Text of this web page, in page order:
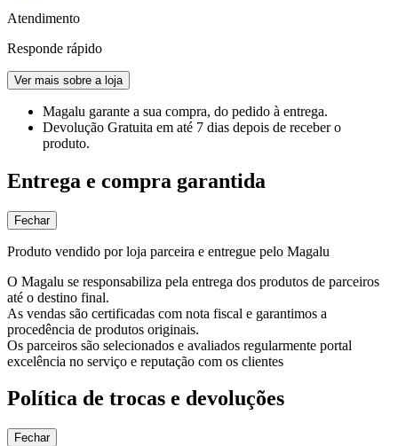
Atendimento
Responde rápido
Ver mais sobre a loja
Magalu garante a sua compra, do pedido à entrega.
Devolução Gratuita em até 7 dias depois de receber o
produto.
Entrega e compra garantida
Fechar
Produto vendido por loja parceira e entregue pelo Magalu
O Magalu se responsabiliza pela entrega dos produtos de parceiros
até o destino final.
As vendas são certificadas com nota fiscal e garantimos a
procedência de produtos originais.
Os parceiros são selecionados e avaliados regularmente portal
excelência no serviço e reputação com os clientes
Política de trocas e devoluções
Fechar